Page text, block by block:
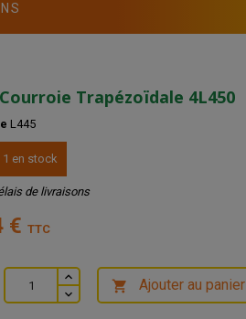
Trapézoïdale 4L450
L445
1 en stock
de livraisons
€ TTC
 Ajouter au panier